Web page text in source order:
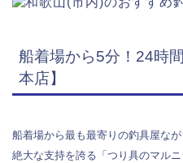
船着場から5分！24時
本店】
船着場から最も最寄りの釣具屋な
絶大な支持を誇る「つり具のマル